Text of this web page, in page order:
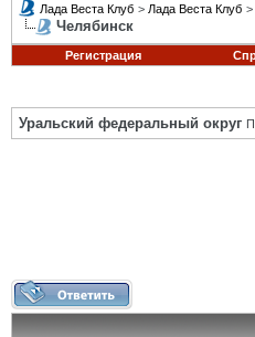
Лада Веста Клуб > Лада Веста Клуб >
Челябинск
Регистрация
Уральский федеральный округ